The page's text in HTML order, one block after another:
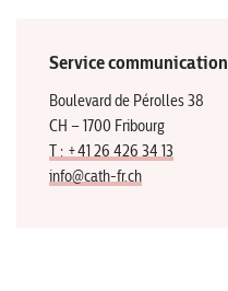
Service communication
Boulevard de Pérolles 38
CH – 1700 Fribourg
T : +41 26 426 34 13
info@cath-fr.ch